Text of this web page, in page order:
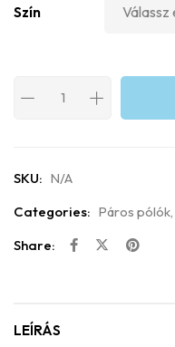
Szín
SKU: N/A
Categories: Páros pólók,
Share:
LEÍRÁS